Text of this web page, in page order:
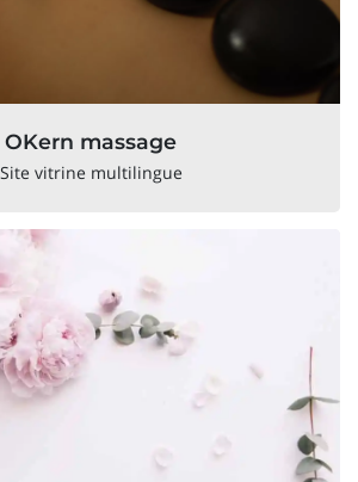
OKern massage
Site vitrine multilingue